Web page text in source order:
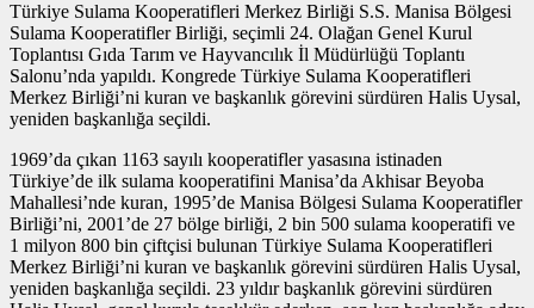
Türkiye Sulama Kooperatifleri Merkez Birliği S.S. Manisa Bölgesi
Sulama Kooperatifler Birliği, seçimli 24. Olağan Genel Kurul
Toplantısı Gıda Tarım ve Hayvancılık İl Müdürlüğü Toplantı
Salonu’nda yapıldı. Kongrede Türkiye Sulama Kooperatifleri
Merkez Birliği’ni kuran ve başkanlık görevini sürdüren Halis Uysal,
yeniden başkanlığa seçildi.
1969’da çıkan 1163 sayılı kooperatifler yasasına istinaden
Türkiye’de ilk sulama kooperatifini Manisa’da Akhisar Beyoba
Mahallesi’nde kuran, 1995’de Manisa Bölgesi Sulama Kooperatifler
Birliği’ni, 2001’de 27 bölge birliği, 2 bin 500 sulama kooperatifi ve
1 milyon 800 bin çiftçisi bulunan Türkiye Sulama Kooperatifleri
Merkez Birliği’ni kuran ve başkanlık görevini sürdüren Halis Uysal,
yeniden başkanlığa seçildi. 23 yıldır başkanlık görevini sürdüren